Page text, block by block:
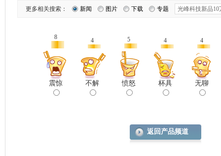
更多相关搜索： 新闻 图片 下载 专题
8
震惊
4
不解
5
愤怒
4
杯具
4
无聊
返回产品频道